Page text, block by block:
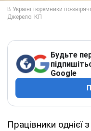
Будьте
Google
Працівники однієї